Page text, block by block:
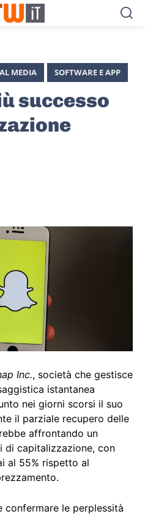
MEDIA SOFTWARE E APP
successo
Inc., società che gestisce
istantanea
nei giorni scorsi il suo
il parziale recupero delle
affrontando un
di capitalizzazione, con
al 55% rispetto al
confermare le perplessità